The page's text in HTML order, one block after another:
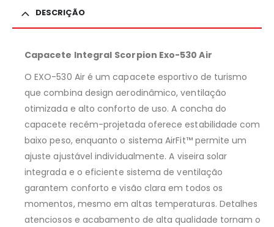
DESCRIÇÃO
Capacete Integral Scorpion Exo-530 Air
O EXO-530 Air é um capacete esportivo de turismo
que combina design aerodinâmico, ventilação
otimizada e alto conforto de uso. A concha do
capacete recém-projetada oferece estabilidade com
baixo peso, enquanto o sistema AirFit™ permite um
ajuste ajustável individualmente. A viseira solar
integrada e o eficiente sistema de ventilação
garantem conforto e visão clara em todos os
momentos, mesmo em altas temperaturas. Detalhes
atenciosos e acabamento de alta qualidade tornam o